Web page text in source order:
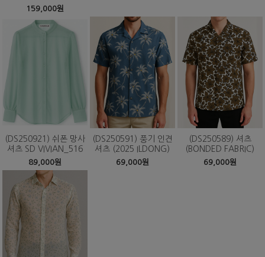
159,000원
(DS250921) 쉬폰 망사
셔츠 SD VIVIAN_516
89,000원
(DS250591) 풍기 인견
셔츠 (2025 ILDONG)
69,000원
(DS250589) 셔츠
(BONDED FABRIC)
69,000원